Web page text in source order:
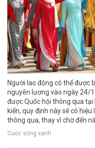
Người lao động có thể được
nguyên lương vào ngày 24/
được Quốc hội thông qua
kiến, quy định này sẽ có
thông qua, thay vì chờ đến
Cuộc sống xanh